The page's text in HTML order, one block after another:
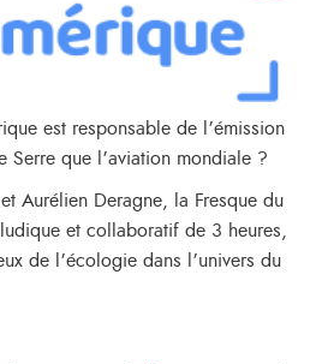
est responsable de l’émission
Serre que l’aviation mondiale ?
Aurélien Deragne, la Fresque du
et collaboratif de 3 heures,
de l’écologie dans l’univers du